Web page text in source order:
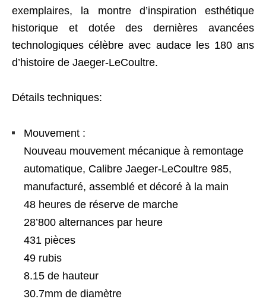
exemplaires, la montre d’inspiration esthétique
historique et dotée des dernières avancées
technologiques célèbre avec audace les 180 ans
d’histoire de Jaeger-LeCoultre.
Détails techniques:
Mouvement :
Nouveau mouvement mécanique à remontage
automatique, Calibre Jaeger-LeCoultre 985,
manufacturé, assemblé et décoré à la main
48 heures de réserve de marche
28’800 alternances par heure
431 pièces
49 rubis
8.15 de hauteur
30.7mm de diamètre